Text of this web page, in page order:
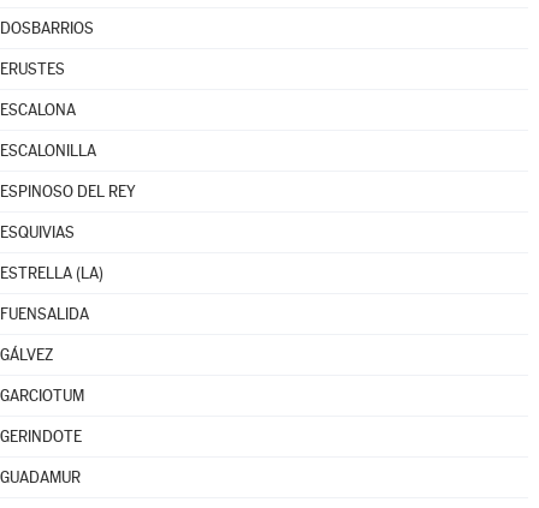
DOSBARRIOS
ERUSTES
ESCALONA
ESCALONILLA
ESPINOSO DEL REY
ESQUIVIAS
ESTRELLA (LA)
FUENSALIDA
GÁLVEZ
GARCIOTUM
GERINDOTE
GUADAMUR